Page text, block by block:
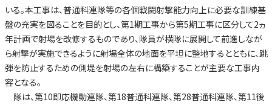
いる。本工事は、普通科連隊等の各個戦闘射撃能力向上に必要な訓練基
盤の充実を図ることを目的とし、第1期工事から第5期工事に区分して2ヵ
年計画で射場を改修するものであり、隊員が横隊に展開して前進しなが
ら射撃が実施できるように射場全体の地面を平坦に整地するとともに、跳
弾を防止するための側堤を射場の左右に構築することが主要な工事内
容となる。
隊は、第10即応機動連隊、第18普通科連隊、第28普通科連隊、第11後